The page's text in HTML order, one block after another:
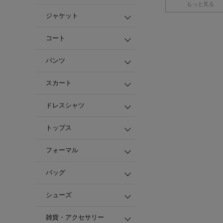
ジャケット
コート
パンツ
スカート
ドレスシャツ
トップス
フォーマル
バッグ
シューズ
雑貨・アクセサリー
もっと見る